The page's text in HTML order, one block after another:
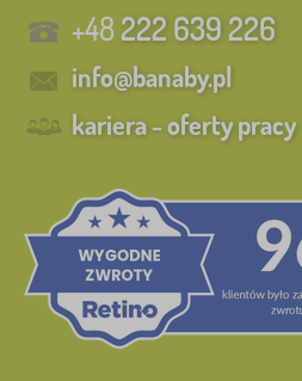
+48222 639 226
info@banaby.pl
kariera - oferty pracy